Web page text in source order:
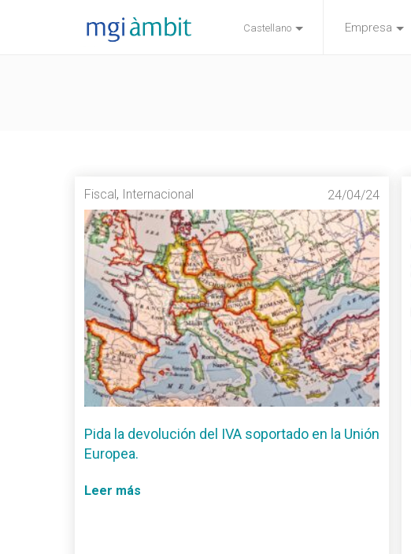
Castellano Empresa
Fiscal, Internacional 24/04/24
Pida la devolución del IVA soportado en la Unión
Europea.
Leer más